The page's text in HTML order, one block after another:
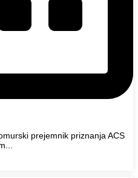
prejemnik priznanja ACS